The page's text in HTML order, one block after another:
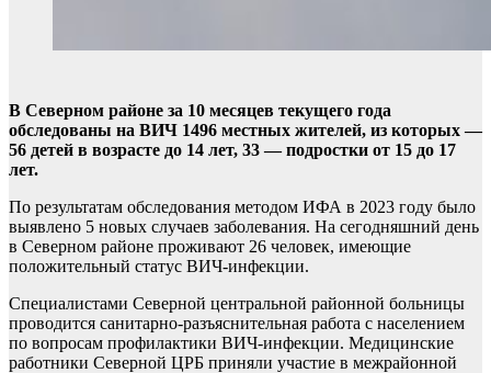
В Северном районе за 10 месяцев текущего года
обследованы на ВИЧ 1496 местных жителей, из которых —
56 детей в возрасте до 14 лет, 33 — подростки от 15 до 17
лет.
По результатам обследования методом ИФА в 2023 году было
выявлено 5 новых случаев заболевания. На сегодняшний день
в Северном районе проживают 26 человек, имеющие
положительный статус ВИЧ-инфекции.
Специалистами Северной центральной районной больницы
проводится санитарно-разъяснительная работа с населением
по вопросам профилактики ВИЧ-инфекции. Медицинские
работники Северной ЦРБ приняли участие в межрайонной